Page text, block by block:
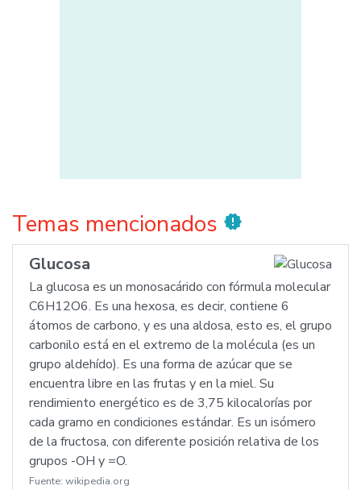
Temas mencionados new_releases
Glucosa
La glucosa es un monosacárido con fórmula molecular
C6H12O6. Es una hexosa, es decir, contiene 6
átomos de carbono, y es una aldosa, esto es, el grupo
carbonilo está en el extremo de la molécula (es un
grupo aldehído). Es una forma de azúcar que se
encuentra libre en las frutas y en la miel. Su
rendimiento energético es de 3,75 kilocalorías por
cada gramo en condiciones estándar. Es un isómero
de la fructosa, con diferente posición relativa de los
grupos -OH y =O.
Fuente: wikipedia.org